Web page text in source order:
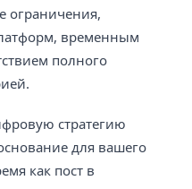
ограничения,
временным
полного
стратегию
для вашего
как пост в